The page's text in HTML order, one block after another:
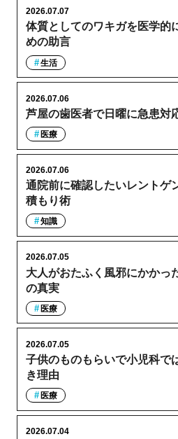
体質としてのワキガを医学的
めの助言
2026.07.07
生活
芦屋の歯医者で日曜に急患対
2026.07.06
医療
通院前に確認したいレントゲ
積もり術
2026.07.06
知識
大人がおたふく風邪にかかっ
の真実
2026.07.05
医療
子供のものもらいで小児科で
き理由
2026.07.05
医療
2026.07.04